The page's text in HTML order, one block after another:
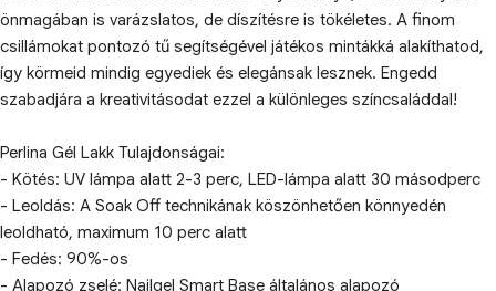
önmagában is varázslatos, de díszítésre is tökéletes. A finom
csillámokat pontozó tű segítségével játékos mintákká alakíthatod,
így körmeid mindig egyediek és elegánsak lesznek. Engedd
szabadjára a kreativitásodat ezzel a különleges színcsaláddal!
Perlina Gél Lakk Tulajdonságai:
- Kötés: UV lámpa alatt 2-3 perc, LED-lámpa alatt 30 másodperc
- Leoldás: A Soak Off technikának köszönhetően könnyedén
leoldható, maximum 10 perc alatt
- Fedés: 90%-os
- Alapozó zselé: Nailgel Smart Base általános alapozó